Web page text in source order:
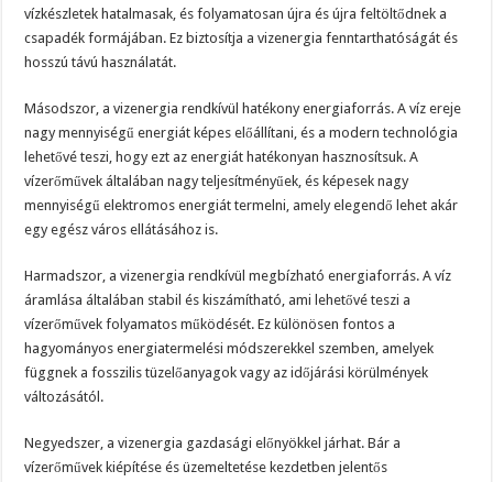
vízkészletek hatalmasak, és folyamatosan újra és újra feltöltődnek a
csapadék formájában. Ez biztosítja a vizenergia fenntarthatóságát és
hosszú távú használatát.
Másodszor, a vizenergia rendkívül hatékony energiaforrás. A víz ereje
nagy mennyiségű energiát képes előállítani, és a modern technológia
lehetővé teszi, hogy ezt az energiát hatékonyan hasznosítsuk. A
vízerőművek általában nagy teljesítményűek, és képesek nagy
mennyiségű elektromos energiát termelni, amely elegendő lehet akár
egy egész város ellátásához is.
Harmadszor, a vizenergia rendkívül megbízható energiaforrás. A víz
áramlása általában stabil és kiszámítható, ami lehetővé teszi a
vízerőművek folyamatos működését. Ez különösen fontos a
hagyományos energiatermelési módszerekkel szemben, amelyek
függnek a fosszilis tüzelőanyagok vagy az időjárási körülmények
változásától.
Negyedszer, a vizenergia gazdasági előnyökkel járhat. Bár a
vízerőművek kiépítése és üzemeltetése kezdetben jelentős